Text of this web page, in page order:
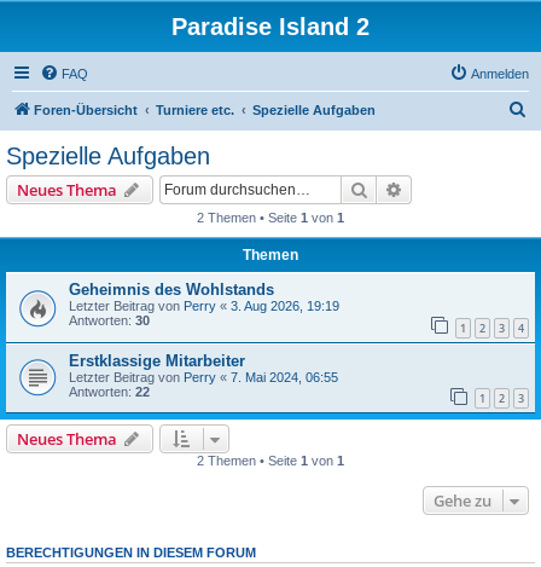
Paradise Island 2
FAQ Anmelden
Foren-Übersicht Turniere etc. Spezielle Aufgaben
Spezielle Aufgaben
Neues Thema Suche
2 Themen • Seite 1 von 1
Themen
Geheimnis des Wohlstands
Letzter Beitrag von Perry « 3. Aug 2026, 19:19
Antworten: 30 1 2 3 4
Erstklassige Mitarbeiter
Letzter Beitrag von Perry « 7. Mai 2024, 06:55
Antworten: 22 1 2 3
Neues Thema
2 Themen • Seite 1 von 1
Gehe zu
BERECHTIGUNGEN IN DIESEM FORUM